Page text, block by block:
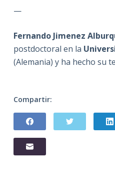
—
Fernando Jimenez
postdoctoral en la
(Alemania) y ha hecho su
Compartir: